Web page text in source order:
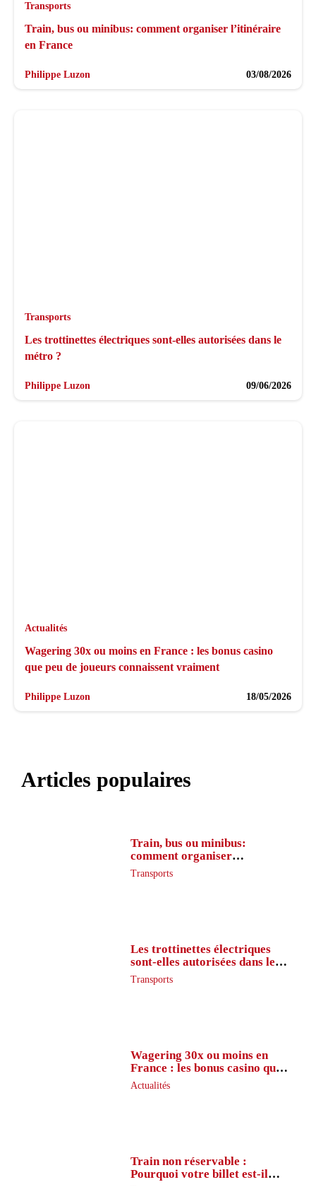
Transports
Train, bus ou minibus: comment organiser l’itinéraire
en France
Philippe Luzon 03/08/2026
Transports
Les trottinettes électriques sont-elles autorisées dans le
métro ?
Philippe Luzon 09/06/2026
Actualités
Wagering 30x ou moins en France : les bonus casino
que peu de joueurs connaissent vraiment
Philippe Luzon 18/05/2026
Articles populaires
Train, bus ou minibus:
comment organiser
l’itinéraire en France
Transports
Les trottinettes électriques
sont-elles autorisées dans le
métro ?
Transports
Wagering 30x ou moins en
France : les bonus casino que
peu de joueurs connaissent
vraiment
Actualités
Train non réservable :
Pourquoi votre billet est-il